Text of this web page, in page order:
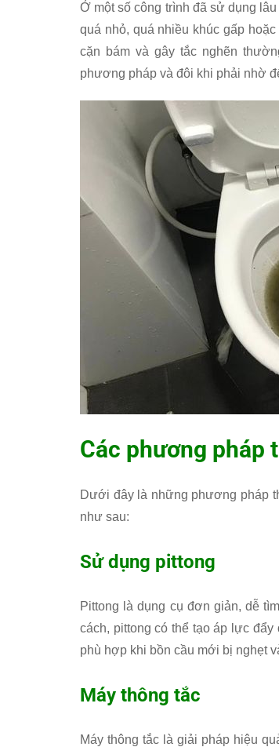
Ở một số công trình đã sử dụng
quá nhỏ, quá nhiều khúc gấp
cặn bám và gây tắc nghẽn
phương pháp và đôi khi phải nhờ
Các phương pháp
Dưới đây là những phương pháp
như sau:
Sử dụng pittong
Pittong là dụng cụ đơn giản, dễ
cách, pittong có thể tạo áp lực
phù hợp khi bồn cầu mới bị nghẹt
Máy thông tắc
Máy thông tắc là giải pháp hiệu